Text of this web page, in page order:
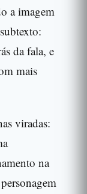
a imagem
da fala, e
mais
viradas:
na